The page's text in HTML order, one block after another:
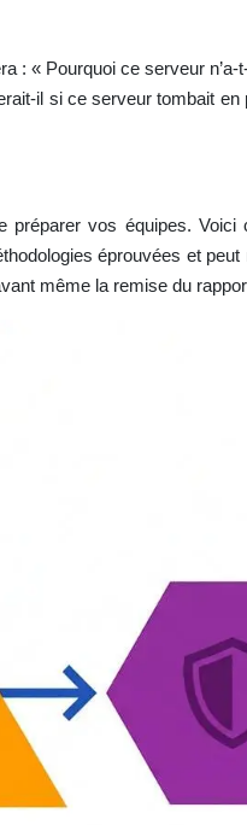
: « Pourquoi ce serveur
il si ce serveur tombait en
préparer vos équipes.
éprouvées et
même la remise du